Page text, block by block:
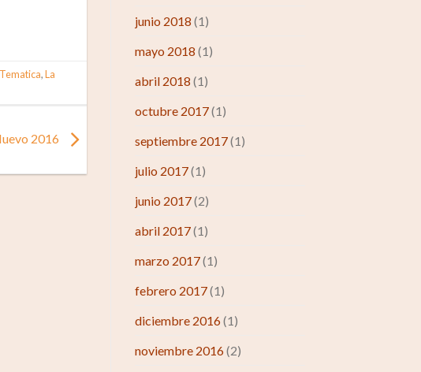
,La
2016
junio 2018 (1)
mayo 2018 (1)
abril 2018 (1)
octubre 2017(1)
septiembre 2017(1)
julio 2017(1)
junio 2017(2)
abril 2017(1)
marzo 2017(1)
febrero 2017(1)
diciembre 2016(1)
noviembre 2016(2)